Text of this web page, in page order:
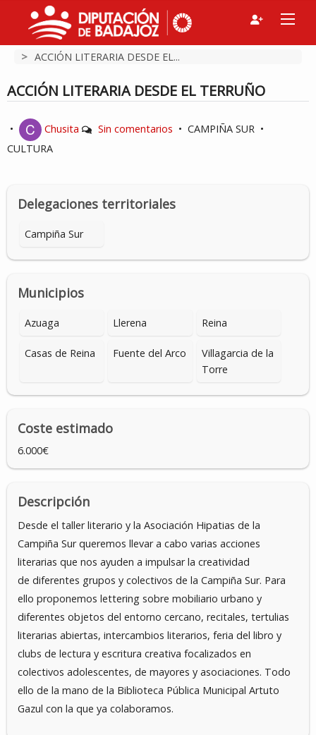
> ACCIÓN LITERARIA DESDE EL...
ACCIÓN LITERARIA DESDE EL TERRUÑO
• Chusita Sin comentarios • CAMPIÑA SUR •
CULTURA
Delegaciones territoriales
Campiña Sur
Municipios
Azuaga Llerena Reina
Casas de Reina Fuente del Arco
Villagarcia de la
Torre
Coste estimado
6.000€
Descripción
Desde el taller literario y la Asociación Hipatias de la
Campiña Sur queremos llevar a cabo varias acciones
literarias que nos ayuden a impulsar la creatividad
de diferentes grupos y colectivos de la Campiña Sur. Para
ello proponemos lettering sobre mobiliario urbano y
diferentes objetos del entorno cercano, recitales, tertulias
literarias abiertas, intercambios literarios, feria del libro y
clubs de lectura y escritura creativa focalizados en
colectivos adolescentes, de mayores y asociaciones. Todo
ello de la mano de la Biblioteca Pública Municipal Artuto
Gazul con la que ya colaboramos.